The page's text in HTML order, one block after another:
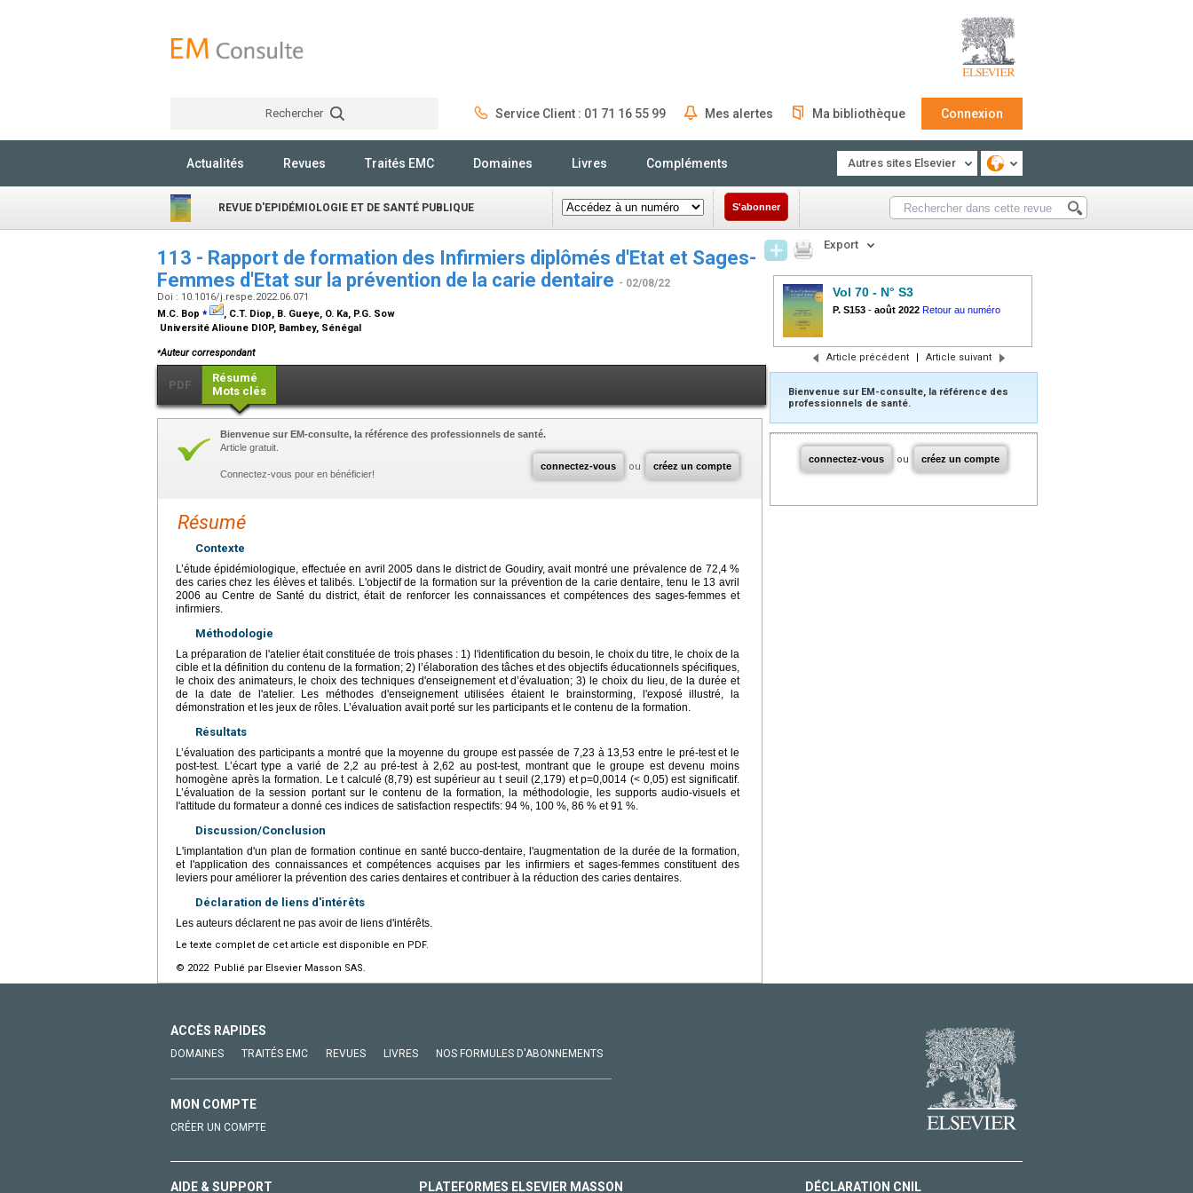
Rechercher Service Client : 01 71 16 55 99 Mes alertes Ma bibliothèque Connexion
Actualités Revues Traités EMC Domaines Livres Compléments Autres sites Elsevier
REVUE D'EPIDÉMIOLOGIE ET DE SANTÉ PUBLIQUE S'abonner
113 - Rapport de formation des Infirmiers diplômés d'Etat et Sages-
Femmes d'Etat sur la prévention de la carie dentaire - 02/08/22
Doi : 10.1016/j.respe.2022.06.071
M.C. Bop ⁎
, C.T. Diop, B. Gueye, O. Ka, P.G. Sow
Université Alioune DIOP, Bambey, Sénégal
⁎Auteur correspondant
PDF
Résumé
Mots clés
connectez-vous ou créez un compte
Bienvenue sur EM-consulte, la référence des professionnels de santé.
Article gratuit.
Connectez-vous pour en bénéficier!
Résumé
Contexte
L’étude épidémiologique, effectuée en avril 2005 dans le district de Goudiry, avait montré une prévalence de 72,4 %
des caries chez les élèves et talibés. L'objectif de la formation sur la prévention de la carie dentaire, tenu le 13 avril
2006 au Centre de Santé du district, était de renforcer les connaissances et compétences des sages-femmes et
infirmiers.
Méthodologie
La préparation de l'atelier était constituée de trois phases : 1) l'identification du besoin, le choix du titre, le choix de la
cible et la définition du contenu de la formation; 2) l’élaboration des tâches et des objectifs éducationnels spécifiques,
le choix des animateurs, le choix des techniques d'enseignement et d’évaluation; 3) le choix du lieu, de la durée et
de la date de l'atelier. Les méthodes d'enseignement utilisées étaient le brainstorming, l'exposé illustré, la
démonstration et les jeux de rôles. L’évaluation avait porté sur les participants et le contenu de la formation.
Résultats
L’évaluation des participants a montré que la moyenne du groupe est passée de 7,23 à 13,53 entre le pré-test et le
post-test. L’écart type a varié de 2,2 au pré-test à 2,62 au post-test, montrant que le groupe est devenu moins
homogène après la formation. Le t calculé (8,79) est supérieur au t seuil (2,179) et p=0,0014 (< 0,05) est significatif.
L’évaluation de la session portant sur le contenu de la formation, la méthodologie, les supports audio-visuels et
l'attitude du formateur a donné ces indices de satisfaction respectifs: 94 %, 100 %, 86 % et 91 %.
Discussion/Conclusion
L'implantation d'un plan de formation continue en santé bucco-dentaire, l'augmentation de la durée de la formation,
et l'application des connaissances et compétences acquises par les infirmiers et sages-femmes constituent des
leviers pour améliorer la prévention des caries dentaires et contribuer à la réduction des caries dentaires.
Déclaration de liens d'intérêts
Les auteurs déclarent ne pas avoir de liens d'intérêts.
Le texte complet de cet article est disponible en PDF.
© 2022 Publié par Elsevier Masson SAS.
Export
Vol 70 - N° S3
P. S153 - août 2022 Retour au numéro
Article précédent | Article suivant
Bienvenue sur EM-consulte, la référence des
professionnels de santé.
connectez-vous ou créez un compte
ACCÈS RAPIDES
DOMAINES TRAITÉS EMC REVUES LIVRES NOS FORMULES D'ABONNEMENTS
MON COMPTE
CRÉER UN COMPTE
AIDE & SUPPORT PLATEFORMES ELSEVIER MASSON DÉCLARATION CNIL